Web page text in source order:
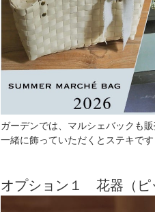
ガーデンでは、マルシェバックも
一緒に飾っていただくとステキです
オプション１ 花器（ピ